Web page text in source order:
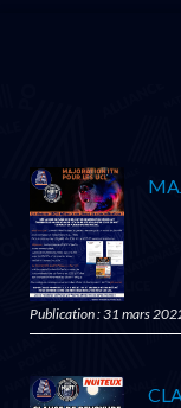
Publication : 31 mars